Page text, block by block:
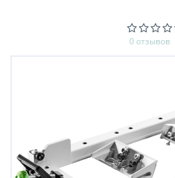
0 отзывов